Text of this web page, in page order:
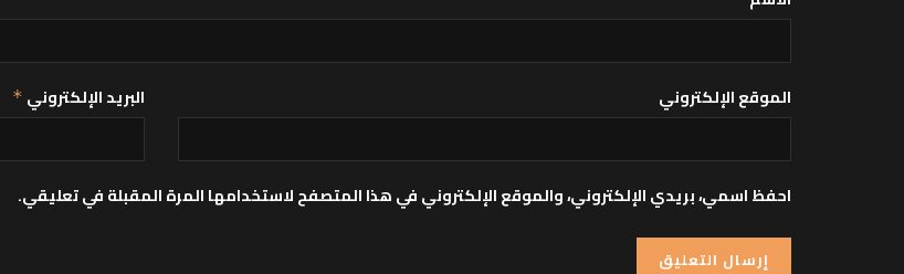
البريد الإلكتروني * الموقع الإلكتروني
احفظ اسمي، بريدي الإلكتروني، والموقع الإلكتروني في هذا المتصفح لاستخدامها المرة المقبلة في تعليقي.